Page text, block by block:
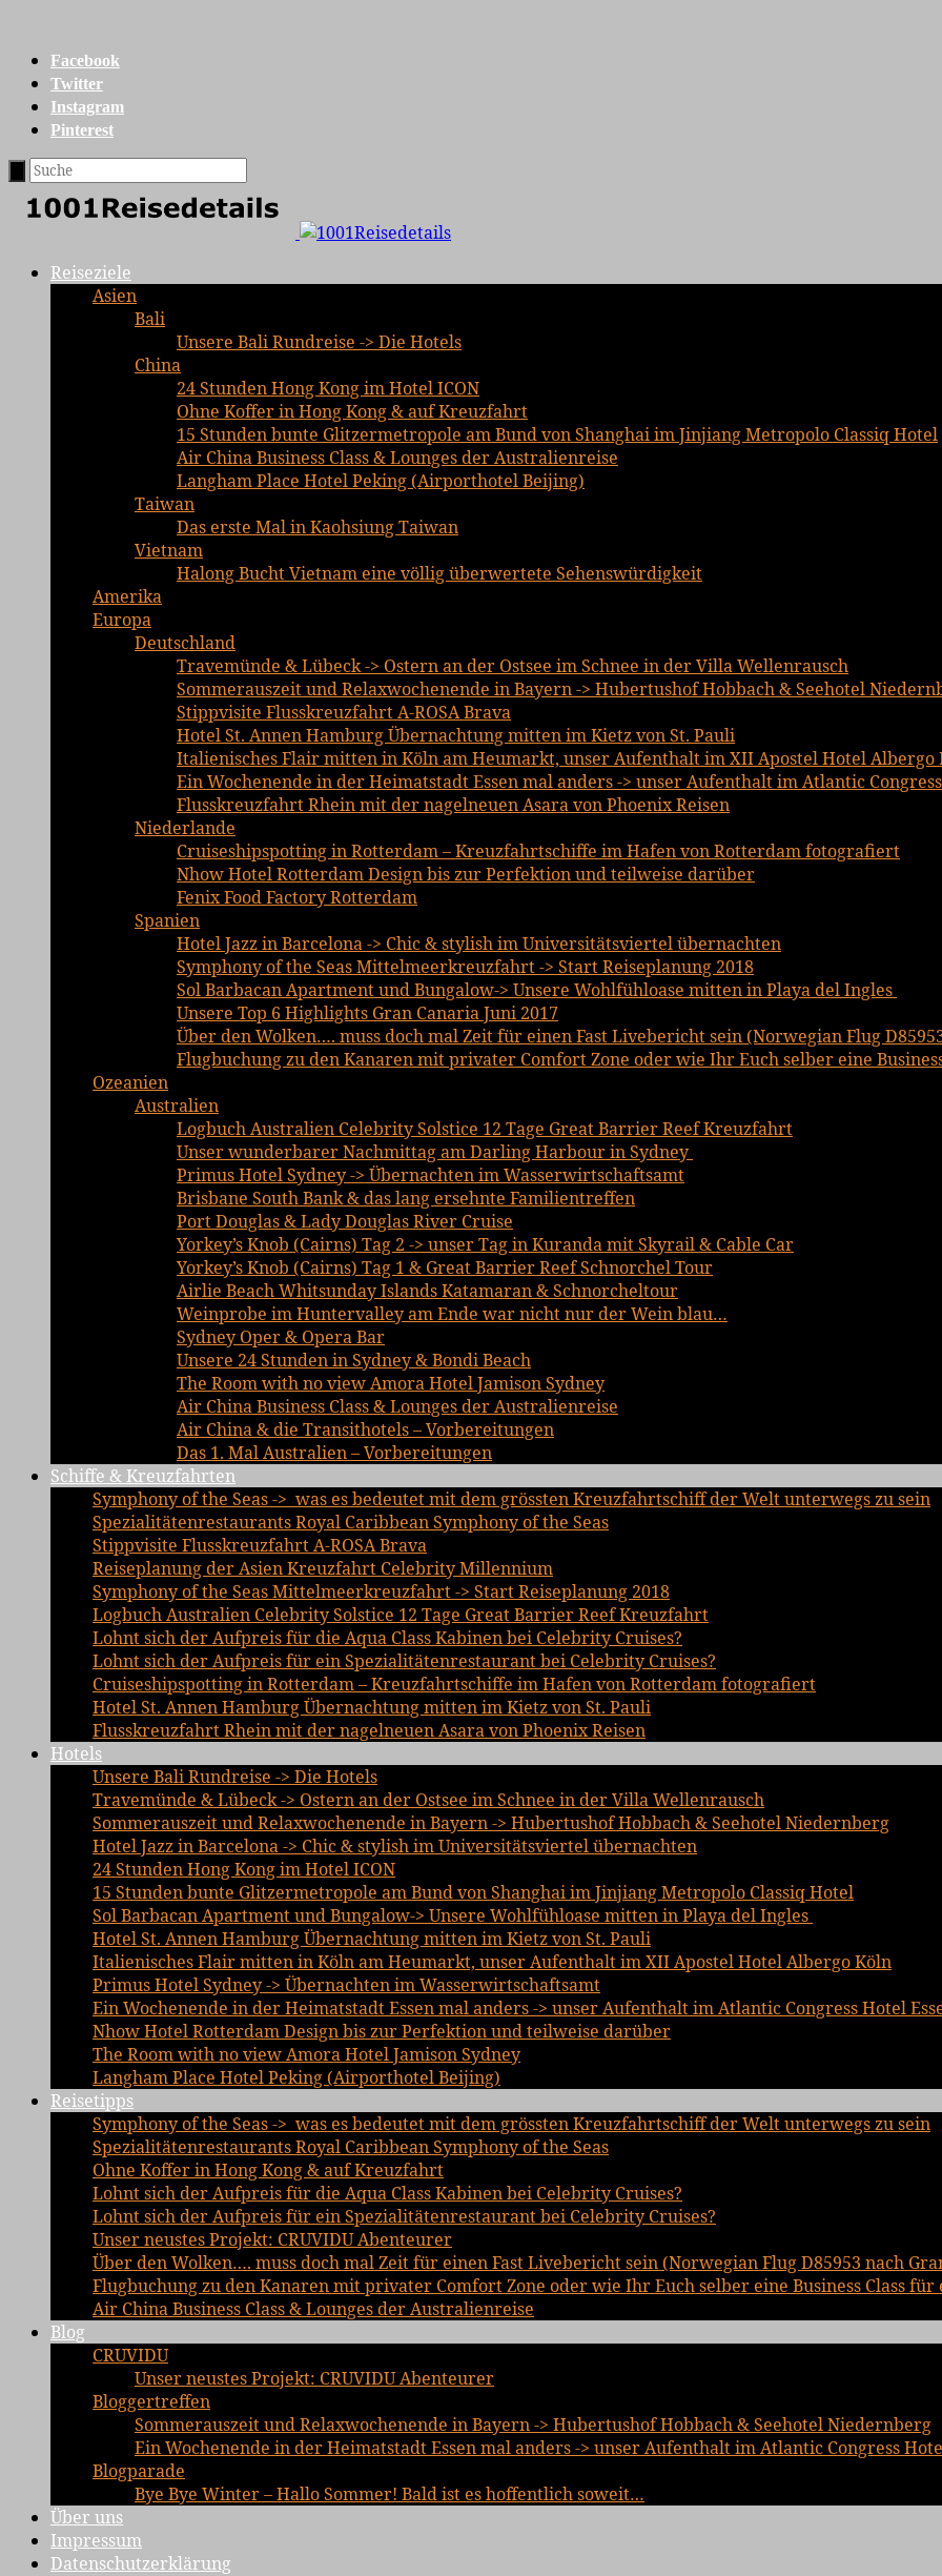
Facebook
Twitter
Instagram
Pinterest
Reiseziele
Asien
Bali
Unsere Bali Rundreise -> Die Hotels
China
24 Stunden Hong Kong im Hotel ICON
Ohne Koffer in Hong Kong & auf Kreuzfahrt
15 Stunden bunte Glitzermetropole am Bund von Shanghai im Jinjiang Metropolo Classiq Hotel
Air China Business Class & Lounges der Australienreise
Langham Place Hotel Peking (Airporthotel Beijing)
Taiwan
Das erste Mal in Kaohsiung Taiwan
Vietnam
Halong Bucht Vietnam eine völlig überwertete Sehenswürdigkeit
Amerika
Europa
Deutschland
Travemünde & Lübeck -> Ostern an der Ostsee im Schnee in der Villa Wellenrausch
Sommerauszeit und Relaxwochenende in Bayern -> Hubertushof Hobbach & Seehotel
Stippvisite Flusskreuzfahrt A-ROSA Brava
Hotel St. Annen Hamburg Übernachtung mitten im Kietz von St. Pauli
Italienisches Flair mitten in Köln am Heumarkt, unser Aufenthalt im XII Apostel Hotel Albergo
Ein Wochenende in der Heimatstadt Essen mal anders -> unser Aufenthalt im Atlantic
Flusskreuzfahrt Rhein mit der nagelneuen Asara von Phoenix Reisen
Niederlande
Cruiseshipspotting in Rotterdam – Kreuzfahrtschiffe im Hafen von Rotterdam fotografiert
Nhow Hotel Rotterdam Design bis zur Perfektion und teilweise darüber
Fenix Food Factory Rotterdam
Spanien
Hotel Jazz in Barcelona -> Chic & stylish im Universitätsviertel übernachten
Symphony of the Seas Mittelmeerkreuzfahrt -> Start Reiseplanung 2018
Sol Barbacan Apartment und Bungalow-> Unsere Wohlfühloase mitten in Playa del Ingles
Unsere Top 6 Highlights Gran Canaria Juni 2017
Über den Wolken…. muss doch mal Zeit für einen Fast Livebericht sein (Norwegian Flug
Flugbuchung zu den Kanaren mit privater Comfort Zone oder wie Ihr Euch selber eine
Ozeanien
Australien
Logbuch Australien Celebrity Solstice 12 Tage Great Barrier Reef Kreuzfahrt
Unser wunderbarer Nachmittag am Darling Harbour in Sydney
Primus Hotel Sydney -> Übernachten im Wasserwirtschaftsamt
Brisbane South Bank & das lang ersehnte Familientreffen
Port Douglas & Lady Douglas River Cruise
Yorkey’s Knob (Cairns) Tag 2 -> unser Tag in Kuranda mit Skyrail & Cable Car
Yorkey’s Knob (Cairns) Tag 1 & Great Barrier Reef Schnorchel Tour
Airlie Beach Whitsunday Islands Katamaran & Schnorcheltour
Weinprobe im Huntervalley am Ende war nicht nur der Wein blau…
Sydney Oper & Opera Bar
Unsere 24 Stunden in Sydney & Bondi Beach
The Room with no view Amora Hotel Jamison Sydney
Air China Business Class & Lounges der Australienreise
Air China & die Transithotels – Vorbereitungen
Das 1. Mal Australien – Vorbereitungen
Schiffe & Kreuzfahrten
Symphony of the Seas -> was es bedeutet mit dem grössten Kreuzfahrtschiff der Welt unterwegs zu sein
Spezialitätenrestaurants Royal Caribbean Symphony of the Seas
Stippvisite Flusskreuzfahrt A-ROSA Brava
Reiseplanung der Asien Kreuzfahrt Celebrity Millennium
Symphony of the Seas Mittelmeerkreuzfahrt -> Start Reiseplanung 2018
Logbuch Australien Celebrity Solstice 12 Tage Great Barrier Reef Kreuzfahrt
Lohnt sich der Aufpreis für die Aqua Class Kabinen bei Celebrity Cruises?
Lohnt sich der Aufpreis für ein Spezialitätenrestaurant bei Celebrity Cruises?
Cruiseshipspotting in Rotterdam – Kreuzfahrtschiffe im Hafen von Rotterdam fotografiert
Hotel St. Annen Hamburg Übernachtung mitten im Kietz von St. Pauli
Flusskreuzfahrt Rhein mit der nagelneuen Asara von Phoenix Reisen
Hotels
Unsere Bali Rundreise -> Die Hotels
Travemünde & Lübeck -> Ostern an der Ostsee im Schnee in der Villa Wellenrausch
Sommerauszeit und Relaxwochenende in Bayern -> Hubertushof Hobbach & Seehotel Niedernberg
Hotel Jazz in Barcelona -> Chic & stylish im Universitätsviertel übernachten
24 Stunden Hong Kong im Hotel ICON
15 Stunden bunte Glitzermetropole am Bund von Shanghai im Jinjiang Metropolo Classiq Hotel
Sol Barbacan Apartment und Bungalow-> Unsere Wohlfühloase mitten in Playa del Ingles
Hotel St. Annen Hamburg Übernachtung mitten im Kietz von St. Pauli
Italienisches Flair mitten in Köln am Heumarkt, unser Aufenthalt im XII Apostel Hotel Albergo Köln
Primus Hotel Sydney -> Übernachten im Wasserwirtschaftsamt
Ein Wochenende in der Heimatstadt Essen mal anders -> unser Aufenthalt im Atlantic Congress Hotel
Nhow Hotel Rotterdam Design bis zur Perfektion und teilweise darüber
The Room with no view Amora Hotel Jamison Sydney
Langham Place Hotel Peking (Airporthotel Beijing)
Reisetipps
Symphony of the Seas -> was es bedeutet mit dem grössten Kreuzfahrtschiff der Welt unterwegs zu sein
Spezialitätenrestaurants Royal Caribbean Symphony of the Seas
Ohne Koffer in Hong Kong & auf Kreuzfahrt
Lohnt sich der Aufpreis für die Aqua Class Kabinen bei Celebrity Cruises?
Lohnt sich der Aufpreis für ein Spezialitätenrestaurant bei Celebrity Cruises?
Unser neustes Projekt: CRUVIDU Abenteurer
Über den Wolken…. muss doch mal Zeit für einen Fast Livebericht sein (Norwegian Flug D85953 nach
Flugbuchung zu den Kanaren mit privater Comfort Zone oder wie Ihr Euch selber eine Business Class
Air China Business Class & Lounges der Australienreise
Blog
CRUVIDU
Unser neustes Projekt: CRUVIDU Abenteurer
Bloggertreffen
Sommerauszeit und Relaxwochenende in Bayern -> Hubertushof Hobbach & Seehotel Niedernberg
Ein Wochenende in der Heimatstadt Essen mal anders -> unser Aufenthalt im Atlantic Congress
Blogparade
Bye Bye Winter – Hallo Sommer! Bald ist es hoffentlich soweit…
Über uns
Impressum
Datenschutzerklärung